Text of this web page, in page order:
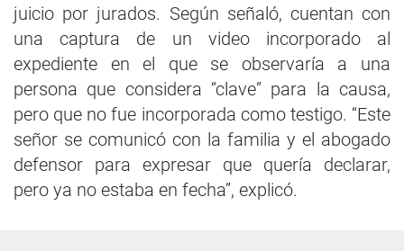
juicio por jurados. Según señaló, cuentan con
una captura de un video incorporado al
expediente en el que se observaría a una
persona que considera “clave” para la causa,
pero que no fue incorporada como testigo. “Este
señor se comunicó con la familia y el abogado
defensor para expresar que quería declarar,
pero ya no estaba en fecha”, explicó.